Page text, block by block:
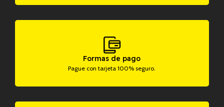
Formas de pago
Pague con tarjeta 100% seguro.